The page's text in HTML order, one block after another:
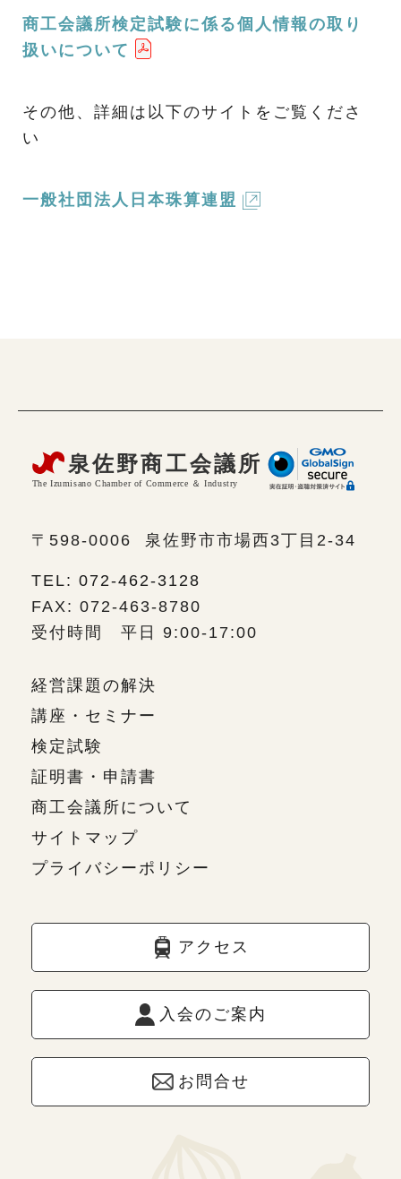
商工会議所検定試験に係る個人情報の取り
扱いについて
その他、詳細は以下のサイトをご覧くださ
い
一般社団法人日本珠算連盟
〒598-0006 泉佐野市市場西3丁目2-34
TEL: 072-462-3128
FAX: 072-463-8780
受付時間 平日 9:00-17:00
経営課題の解決
講座・セミナー
検定試験
証明書・申請書
商工会議所について
サイトマップ
プライバシーポリシー
アクセス
入会のご案内
お問合せ